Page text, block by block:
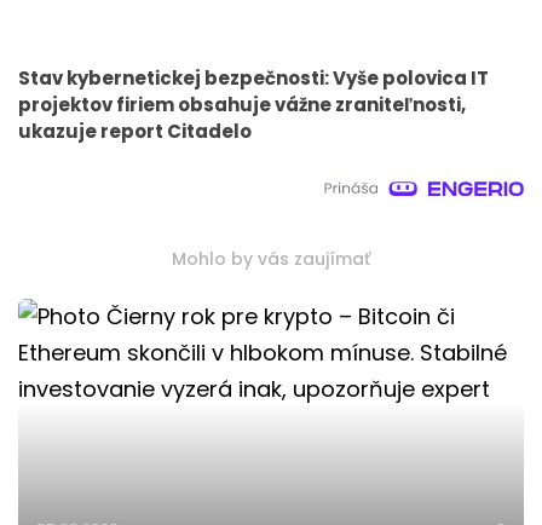
Stav kybernetickej bezpečnosti: Vyše polovica IT
projektov firiem obsahuje vážne zraniteľnosti,
ukazuje report Citadelo
Mohlo by vás zaujímať